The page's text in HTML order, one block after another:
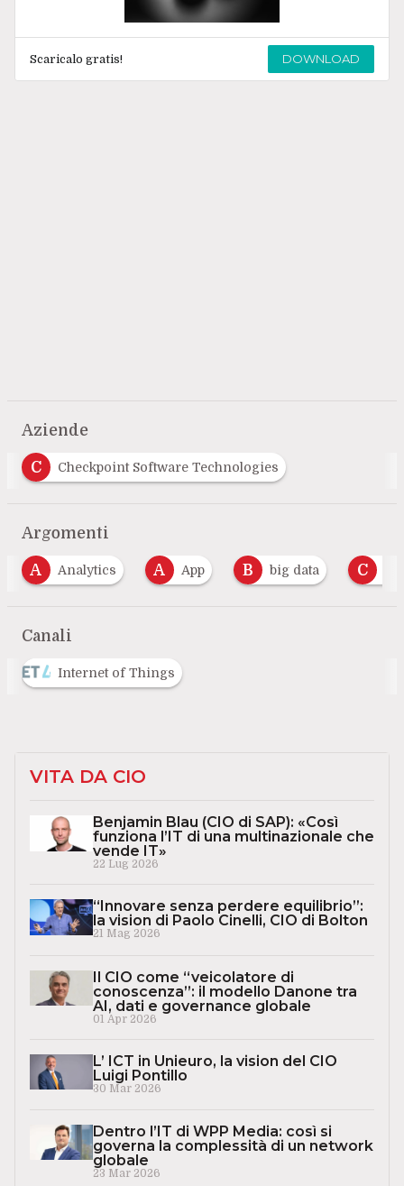
Scaricalo gratis! DOWNLOAD
Aziende
C Checkpoint Software Technologies
Argomenti
A App B big data C cloud
Canali
Internet of Things
VITA DA CIO
Benjamin Blau (CIO di SAP): «Così
funziona l’IT di una multinazionale che
vende IT»
22 Lug 2026
“Innovare senza perdere equilibrio”:
la vision di Paolo Cinelli, CIO di Bolton
21 Mag 2026
Il CIO come “veicolatore di
conoscenza”: il modello Danone tra
AI, dati e governance globale
01 Apr 2026
L’ ICT in Unieuro, la vision del CIO
Luigi Pontillo
30 Mar 2026
Dentro l’IT di WPP Media: così si
governa la complessità di un network
globale
23 Mar 2026